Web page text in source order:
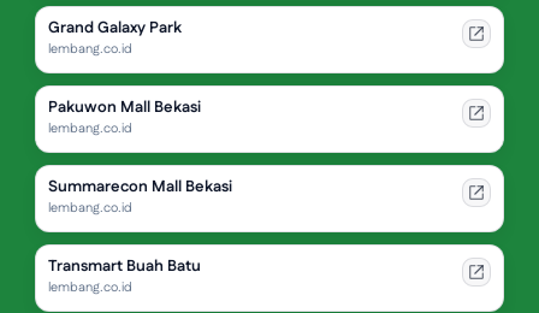
Grand Galaxy Park
lembang.co.id
Pakuwon Mall Bekasi
lembang.co.id
Summarecon Mall Bekasi
lembang.co.id
Transmart Buah Batu
lembang.co.id